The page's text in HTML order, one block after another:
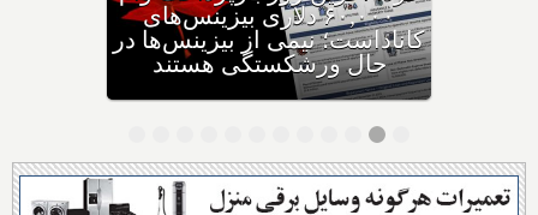
وزیر مهاجرت: کانادا ویزاهای
توریستی و دانشجویی کمتری
صادر می‌کند